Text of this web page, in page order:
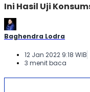
Ini Hasil Uji
Baghendra Lodra
12 Jan 2022 9:18 WIB
3 menit baca